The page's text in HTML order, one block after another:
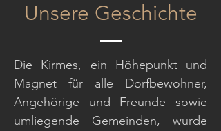
Unsere Geschichte
Die Kirmes, ein Höhepunkt und
Magnet für alle Dorfbewohner,
Angehörige und Freunde sowie
umliegende Gemeinden, wurde